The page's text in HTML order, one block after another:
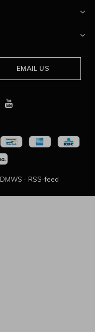
EMAIL US
DMWS - RSS-feed